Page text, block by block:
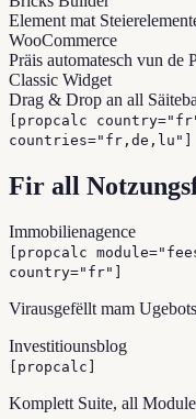
Element mat
WooCommerce
Präis automatesch vun de
Classic Widget
Drag & Drop an all
[propcalc
countries="fr,de,lu"]
Fir all
Immobilienagence
[propcalc
country="fr"]
Virausgefëllt mam
Investitiounsblog
[propcalc]
Komplett Suite, all